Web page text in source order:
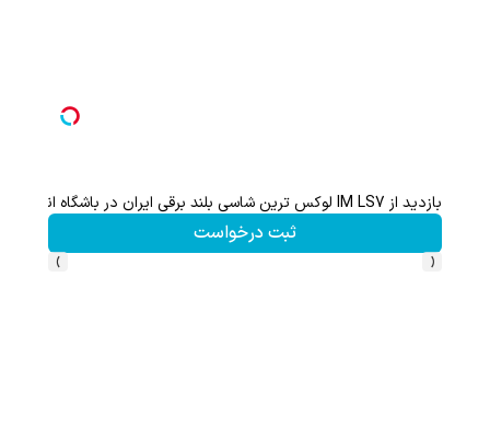
بازدید از IM LS7 لوکس ترین شاسی بلند برقی ایران در باشگاه انقلاب
ثبت درخواست
‹
›